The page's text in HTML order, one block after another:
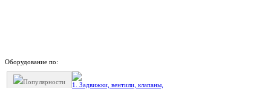
Оборудование по:
Популярности
1. Задвижки, вентили, клапаны,